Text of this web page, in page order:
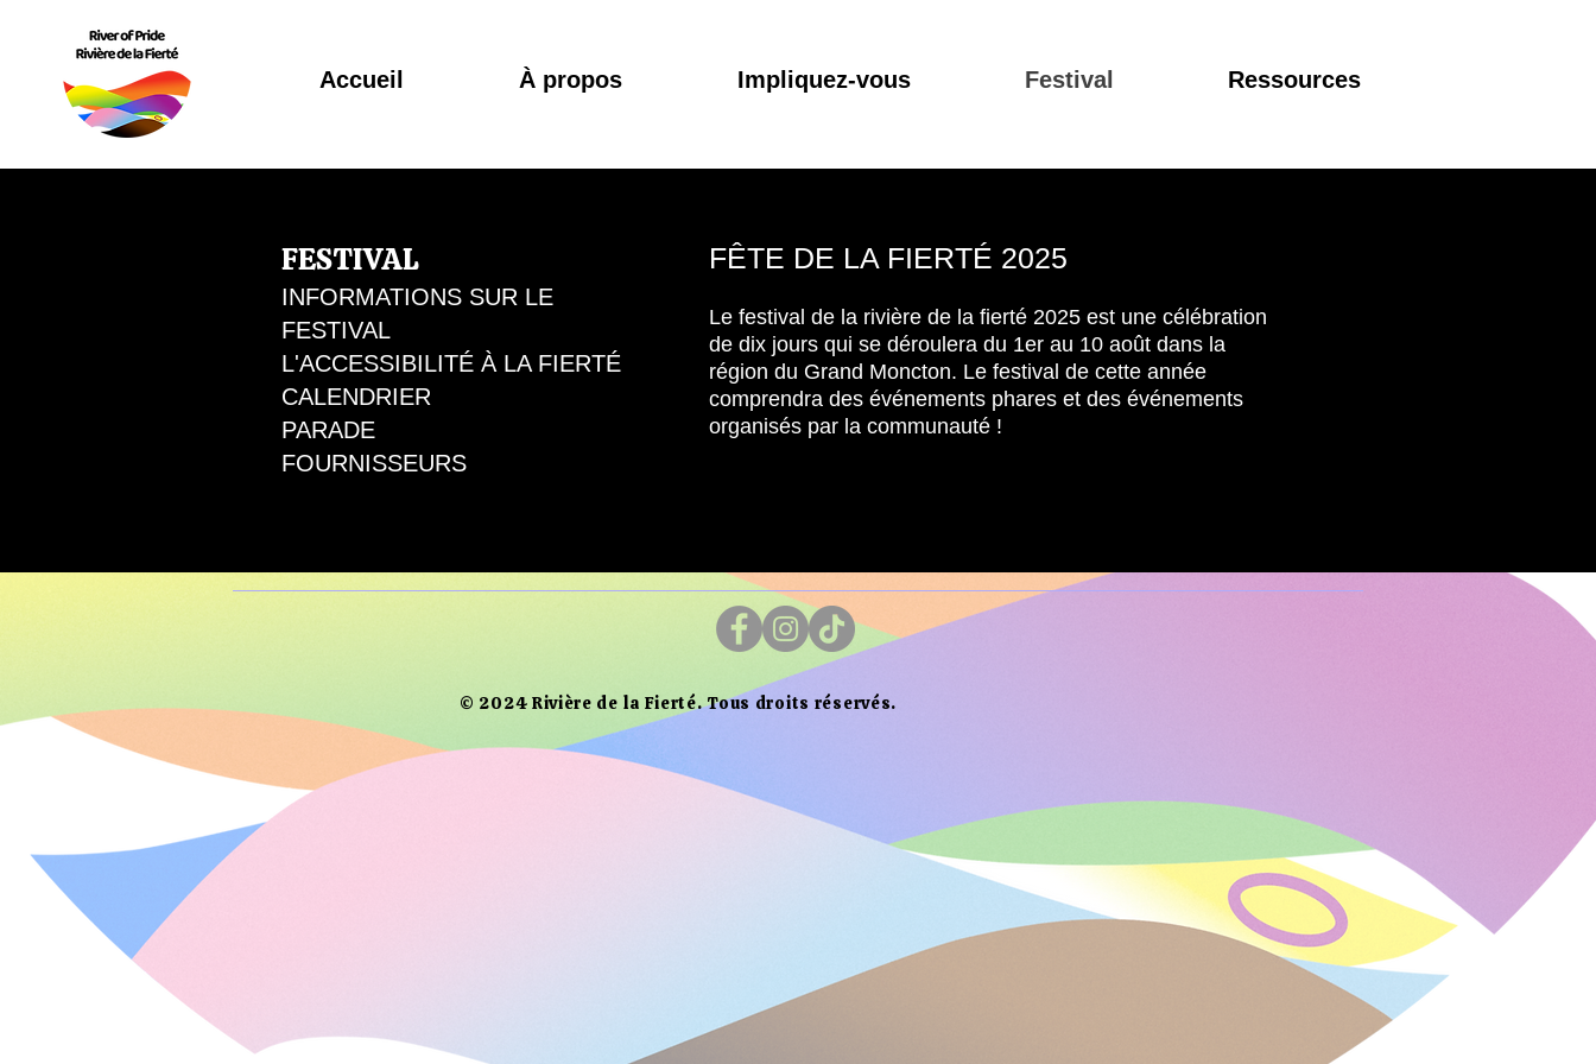
Accueil À propos Impliquez-vous Festival Ressources
FESTIVAL
INFORMATIONS SUR LE
FESTIVAL
L'ACCESSIBILITÉ À LA FIERTÉ
CALENDRIER
PARADE
FOURNISSEURS
FÊTE DE LA FIERTÉ 2025
Le festival de la rivière de la fierté 2025 est une célébration
de dix jours qui se déroulera du 1er au 10 août dans la
région du Grand Moncton. Le festival de cette année
comprendra des événements phares et des événements
organisés par la communauté !
© 2024 Rivière de la Fierté. Tous droits réservés.